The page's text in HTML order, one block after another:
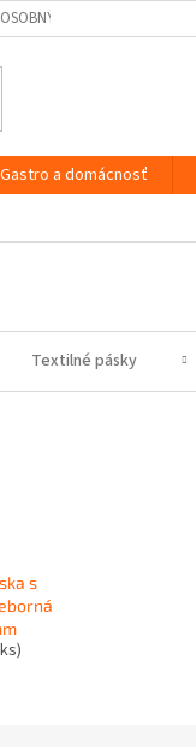
ÚDAJOV
Gastro a domácnosť
Textilné pásky
s
)